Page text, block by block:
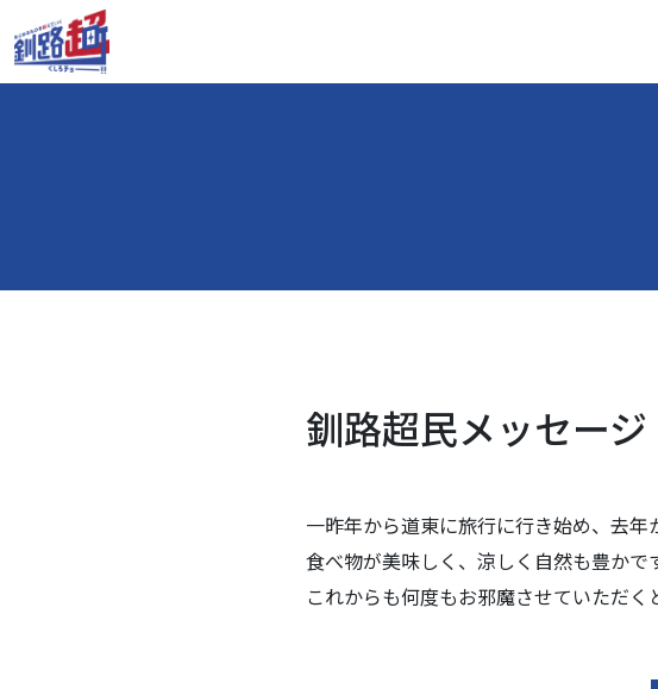
釧路超民メッセージ
一昨年から道東に旅行に行き始め、去年
食べ物が美味しく、涼しく自然も豊かで
これからも何度もお邪魔させていただ